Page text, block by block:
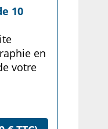
10
en
votre